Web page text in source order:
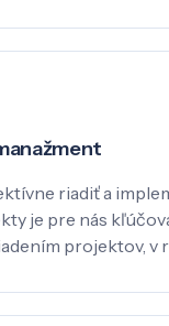
riadiť a
je pre nás
projektov, v